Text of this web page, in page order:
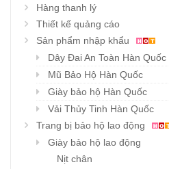
Hàng thanh lý
Thiết kế quảng cáo
Sản phẩm nhập khẩu
Dây Đai An Toàn Hàn Quốc
Mũ Bảo Hộ Hàn Quốc
Giày bảo hộ Hàn Quốc
Vải Thủy Tinh Hàn Quốc
Trang bị bảo hộ lao động
Giày bảo hộ lao động
Nịt chân